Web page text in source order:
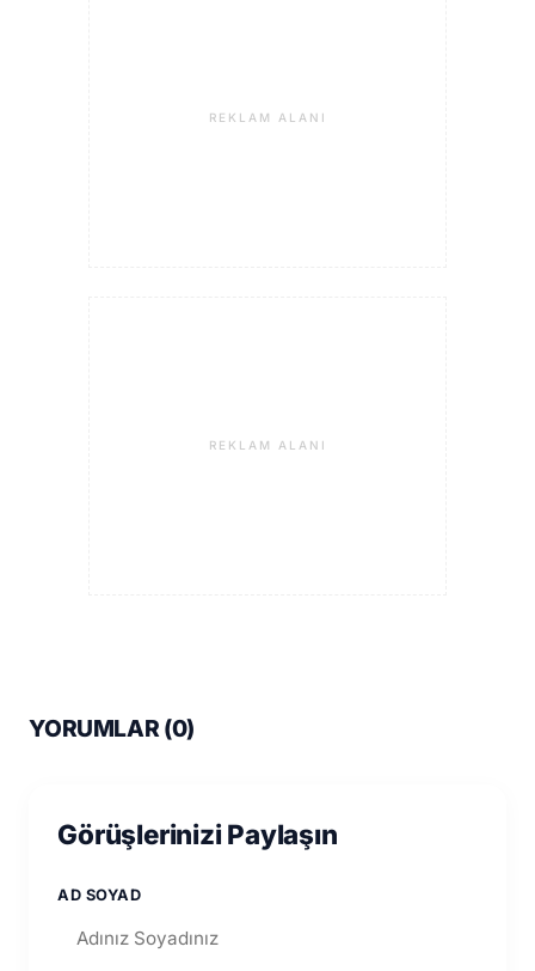
REKLAM ALANI
REKLAM ALANI
YORUMLAR (0)
Görüşlerinizi Paylaşın
AD SOYAD